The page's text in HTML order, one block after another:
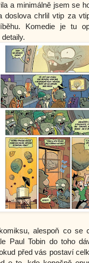
a minimálně jsem se
doslova chrlil vtip za
Komedie je tu
alespoň co se
Paul Tobin do toho
před vás postaví